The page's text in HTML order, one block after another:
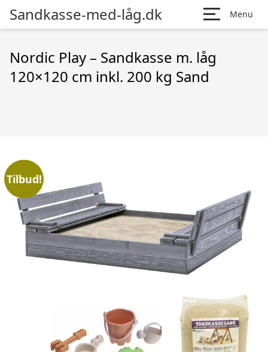
Sandkasse-med-låg.dk Menu
Nordic Play – Sandkasse m. låg
120×120 cm inkl. 200 kg Sand
Tilbud!